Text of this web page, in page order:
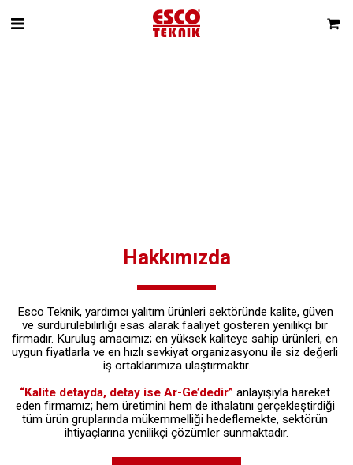
Hakkımızda
Esco Teknik, yardımcı yalıtım ürünleri sektöründe kalite, güven
ve sürdürülebilirliği esas alarak faaliyet gösteren yenilikçi bir
firmadır. Kuruluş amacımız; en yüksek kaliteye sahip ürünleri, en
uygun fiyatlarla ve en hızlı sevkiyat organizasyonu ile siz değerli
iş ortaklarımıza ulaştırmaktır.
“Kalite detayda, detay ise Ar-Ge’dedir” anlayışıyla hareket
eden firmamız; hem üretimini hem de ithalatını gerçekleştirdiği
tüm ürün gruplarında mükemmelliği hedeflemekte, sektörün
ihtiyaçlarına yenilikçi çözümler sunmaktadır.